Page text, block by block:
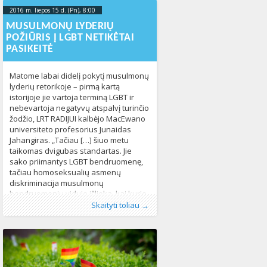
Orlando vyskupui John Noonan.
Tačiau, vyskupas pareiškė turintis
minčių, kaip teroristiniai išpuoliai gali
būti sustabdyti. Vyskupas
2016 m. liepos 15 d. (Pn), 8:00
18T10:52:46+00:00
MUSULMONŲ LYDERIŲ
POŽIŪRIS Į LGBT NETIKĖTAI
PASIKEITĖ
Matome labai didelį pokytį musulmonų
lyderių retorikoje – pirmą kartą
istorijoje jie vartoja terminą LGBT ir
nebevartoja negatyvų atspalvį turinčio
žodžio, LRT RADIJUI kalbėjo MacEwano
universiteto profesorius Junaidas
Jahangiras. „Tačiau […] šiuo metu
taikomas dvigubas standartas. Jie
sako priimantys LGBT bendruomenę,
tačiau homoseksualių asmenų
diskriminacija musulmonų
bendruomenių viduje išlieka, kai kurie
lyderiai tvirtina, kad islamąSkaityti toliau →
Publikavo:Aliona, LGL
Kategorijos:LGBT pasaulyje,Naujienos,
Pasaulyje,Žmogaus teisės443
Žymos:LGBT* asmenys,LGBT*
bendruomenė,religija,Žmogaus teisės503